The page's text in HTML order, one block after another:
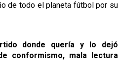
de todo el planeta fútbol por su
donde quería y lo dejó
conformismo, mala lectura